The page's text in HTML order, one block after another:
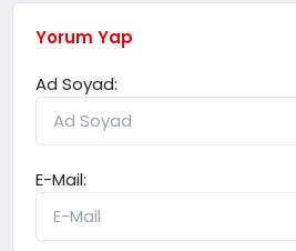
Yorum Yap
Ad Soyad:
E-Mail: